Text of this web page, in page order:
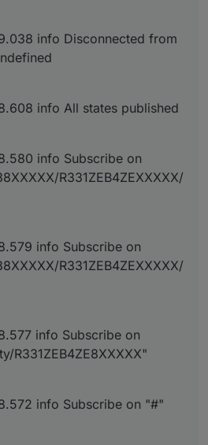
info Disconnected from
info All states published
info Subscribe on
R331ZEB4ZEXXXXX/
info Subscribe on
R331ZEB4ZEXXXXX/
info Subscribe on
R331ZEB4ZE8XXXXX"
info Subscribe on "#"